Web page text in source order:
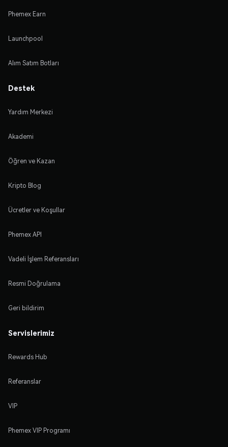
Phemex Earn
Launchpool
Alım Satım Botları
Destek
Yardım Merkezi
Akademi
Öğren ve Kazan
Kripto Blog
Ücretler ve Koşullar
Phemex API
Vadeli İşlem Referansları
Resmi Doğrulama
Geri bildirim
Servislerimiz
Rewards Hub
Referanslar
VIP
Phemex VIP Programı